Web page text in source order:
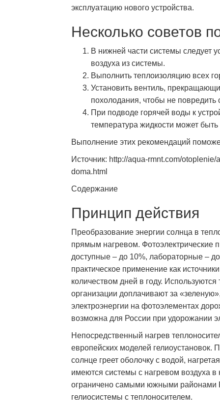
эксплуатацию нового устройства.
Несколько советов
В нижней части системы следует
воздуха из системы.
Выполнить теплоизоляцию всех
Установить вентиль,
похолодания, чтобы не повредить
При подводе горячей воды к
температура жидкости может
Выполнение этих рекомендаций
Источник: http://aqua-rmnt.com/
doma.html
Содержание
Принцип действия
Преобразование энергии солнца в
прямым нагревом. Фотоэлектрические
доступные – до 10%, лабораторные –
практическое применение как
количеством дней в году.
организации доплачивают за
электроэнергии на фотоэлементах
возможна для России при удорожании
Непосредственный нагрев
европейских моделей гелиоустановок.
солнце греет оболочку с водой,
имеются системы с нагревом воздуха в
ограничено самыми южными районами
гелиосистемы с теплоносителем.